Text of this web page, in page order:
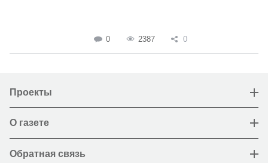
0 2387 0
Проекты
О газете
Обратная связь